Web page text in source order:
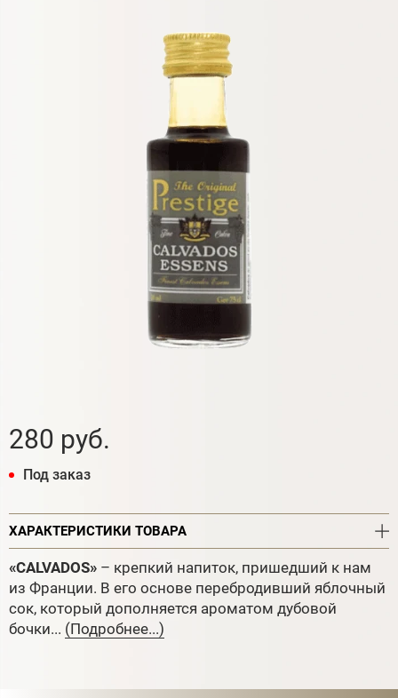
280 руб.
Под заказ
ХАРАКТЕРИСТИКИ ТОВАРА
«CALVADOS» – крепкий напиток, пришедший к нам
из Франции. В его основе перебродивший яблочный
сок, который дополняется ароматом дубовой
бочки... (Подробнее...)